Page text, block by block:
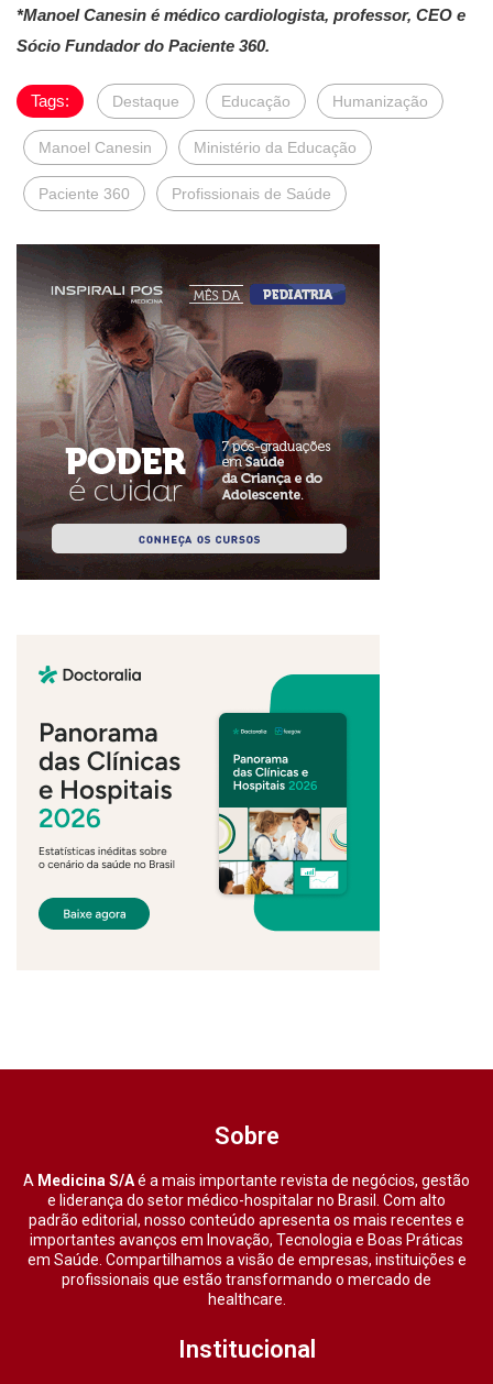
*Manoel Canesin é médico cardiologista, professor, CEO e
Sócio Fundador do Paciente 360.
Tags: Destaque Educação Humanização
Manoel Canesin Ministério da Educação
Paciente 360 Profissionais de Saúde
Sobre
A Medicina S/Aé a mais importante revista de negócios, gestão
e liderança do setor médico-hospitalar no Brasil. Com alto
padrão editorial, nosso conteúdo apresenta os mais recentes e
importantes avanços em Inovação, Tecnologia e Boas Práticas
em Saúde. Compartilhamos a visão de empresas, instituições e
profissionais que estão transformando o mercado de
healthcare.
Institucional